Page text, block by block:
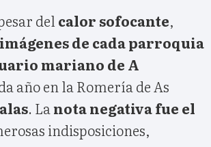
del calor sofocante,
de cada parroquia
mariano de A
año en la Romería de As
. Lanota negativa fue el
indisposiciones,